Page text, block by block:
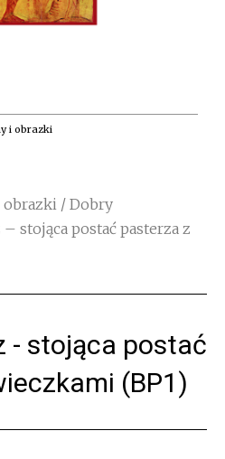
i obrazki
/ Dobry
stojąca postać pasterza z
- stojąca postać
(BP1)